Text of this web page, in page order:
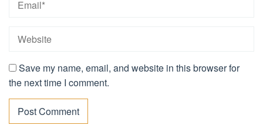
Save my name, email, and website in this browser for
the next time I comment.